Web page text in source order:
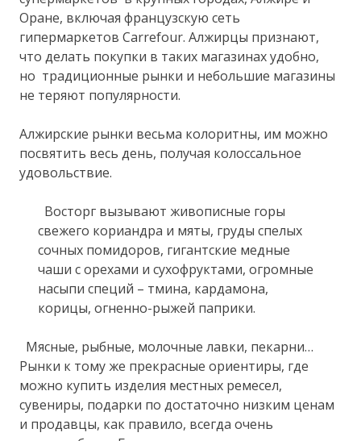
Оране, включая французскую сеть
гипермаркетов Carrefour. Алжирцы признают,
что делать покупки в таких магазинах удобно,
но традиционные рынки и небольшие магазины
не теряют популярности.
Алжирские рынки весьма колоритны, им можно
посвятить весь день, получая колоссальное
удовольствие.
Восторг вызывают живописные горы
свежего кориандра и мяты, груды спелых
сочных помидоров, гигантские медные
чаши с орехами и сухофруктами, огромные
насыпи специй – тмина, кардамона,
корицы, огненно-рыжей паприки.
Мясные, рыбные, молочные лавки, пекарни…
Рынки к тому же прекрасные ориентиры, где
можно купить изделия местных ремесел,
сувениры, подарки по достаточно низким ценам
и продавцы, как правило, всегда очень